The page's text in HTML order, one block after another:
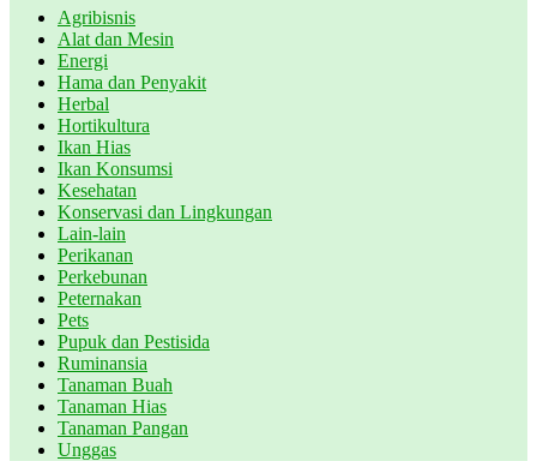
Agribisnis
Alat dan Mesin
Energi
Hama dan Penyakit
Herbal
Hortikultura
Ikan Hias
Ikan Konsumsi
Kesehatan
Konservasi dan Lingkungan
Lain-lain
Perikanan
Perkebunan
Peternakan
Pets
Pupuk dan Pestisida
Ruminansia
Tanaman Buah
Tanaman Hias
Tanaman Pangan
Unggas